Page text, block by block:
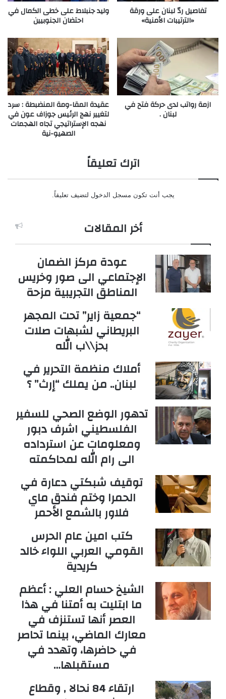
تفاصيل ردّ لبنان على ورقة
«الترتيبات الأمنية»
وليد جنبلاط على خطى الكمال في
احتضان الجنوبيين
ازمة رواتب لدى حركة فتح في
لبنان .
عقيدة المقا-ومة المنضبطة : سرد
لتغيير نهج الرئيس جوزاف عون في
نهجه الإستراتيجي تجاه الهجمات
الصهيو-نية
اترك تعليقاً
يجب أنت تكون مسجل الدخول لتضيف تعليقاً.
أخر المقالات
عودة مركز الضمان
الإجتماعي الى صور وخريس
المناطق التجريبية مزحة
“جمعية زاير” تحت المجهر
البريطاني لشبهات صلات
بحز\\ب الله
أملاك منظمة التحرير في
لبنان.. من يملك “إرث” ؟
تدهور الوضع الصحي للسفير
الفلسطيني اشرف دبور
ومعلومات عن استرداده
الى رام الله لمحاكمته
توقيف شبكتي دعارة في
الحمرا وختم فندق ماي
فلاور بالشمع الأحمر
كتب امين عام الحرس
القومي العربي اللواء خالد
كريدية
الشيخ حسام العلي : أعظم
ما ابتليت به أمتنا في هذا
العصر أنها تستنزف في
معارك الماضي، بينما تحاصر
في حاضرها، وتهدد في
مستقبلها…
ارتقاء 84 نحالا , وقطاع